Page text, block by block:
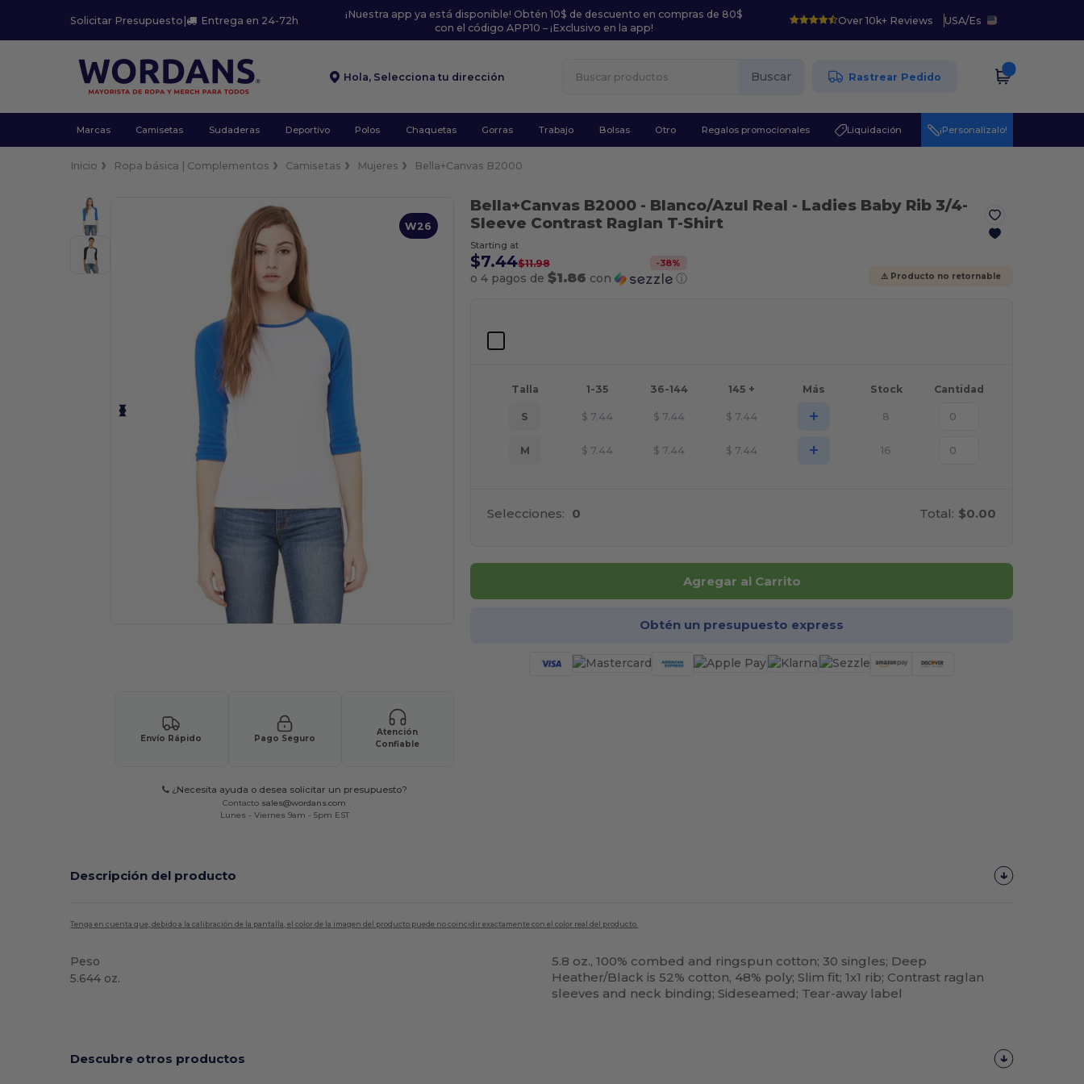
Solicitar Presupuesto | Entrega en 24-72h
¡Nuestra app ya está disponible! Obtén 10$ de descuento en compras de 80$
con el código APP10 – ¡Exclusivo en la app!
Over 10k+ Reviews USA/Es
Hola, Selecciona tu dirección Buscar Rastrear Pedido
Marcas Camisetas Sudaderas Deportivo Polos Chaquetas Gorras Trabajo Bolsas Otro Regalos promocionales Liquidación ¡Personalízalo!
Inicio Ropa básica | Complementos Camisetas Mujeres Bella+Canvas B2000
W26
Envío Rápido Pago Seguro
Atención
Confiable
¿Necesita ayuda o desea solicitar un presupuesto?
Contacto sales@wordans.com
Lunes - Viernes 9am - 5pm EST
Bella+Canvas B2000 - Blanco/Azul Real - Ladies Baby Rib 3/4-
Sleeve Contrast Raglan T-Shirt
Starting at
$7.44$11.98 -38%
o 4 pagos de $1.86 con ⓘ ⚠️ Producto no retornable
Talla 1-35 36-144 145 + Más Stock Cantidad
S $ 7.44 $ 7.44 $ 7.44 + 8
M $ 7.44 $ 7.44 $ 7.44 + 16
Selecciones: 0 Total: $0.00
Agregar al Carrito
Obtén un presupuesto express
Descripción del producto
Tenga en cuenta que, debido a la calibración de la pantalla, el color de la imagen del producto puede no coincidir exactamente con el color real del producto.
Peso
5.644 oz.
5.8 oz., 100% combed and ringspun cotton; 30 singles; Deep
Heather/Black is 52% cotton, 48% poly; Slim fit; 1x1 rib; Contrast raglan
sleeves and neck binding; Sideseamed; Tear-away label
Descubre otros productos